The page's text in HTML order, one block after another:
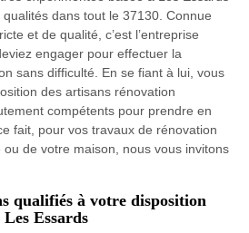
dans tout le 37130. Connue
et de qualité, c’est l’entreprise
engager pour effectuer la
sans difficulté. En se fiant à lui, vous
des artisans rénovation
compétents pour prendre en
fait, pour vos travaux de rénovation
ou de votre maison, nous vous invitons
qualifiés à votre disposition
Essards